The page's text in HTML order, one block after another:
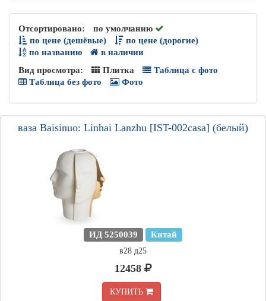
Отсортировано:
по умолчанию
по цене (дешёвые)
по цене (дорогие)
по названию
в наличии
Вид просмотра:
Плитка
Таблица с фото
Таблица без фото
Фото
ваза Baisinuo: Linhai Lanzhu [IST-002casa] (белый)
ИД 5250039 Китай
в28 д25
12458
КУПИТЬ